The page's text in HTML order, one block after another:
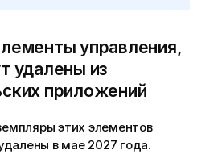
управления,
удалены из
приложений
этих элементов
в мае 2027 года.